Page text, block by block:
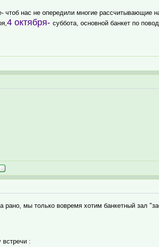
чтоб нас не опередили многие рассчитывающие
4 октября- суббота, основной банкет по
рано, мы только вовремя хотим банкетный зал
встречи :